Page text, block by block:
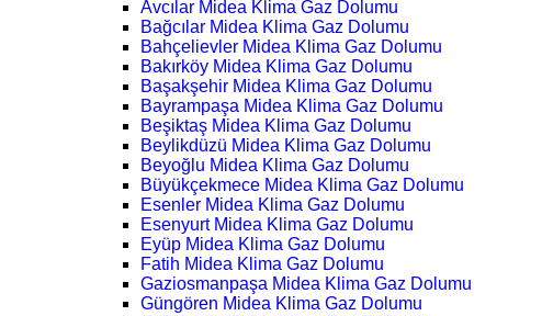
Avcılar Midea Klima Gaz Dolumu
Bağcılar Midea Klima Gaz Dolumu
Bahçelievler Midea Klima Gaz Dolumu
Bakırköy Midea Klima Gaz Dolumu
Başakşehir Midea Klima Gaz Dolumu
Bayrampaşa Midea Klima Gaz Dolumu
Beşiktaş Midea Klima Gaz Dolumu
Beylikdüzü Midea Klima Gaz Dolumu
Beyoğlu Midea Klima Gaz Dolumu
Büyükçekmece Midea Klima Gaz Dolumu
Esenler Midea Klima Gaz Dolumu
Esenyurt Midea Klima Gaz Dolumu
Eyüp Midea Klima Gaz Dolumu
Fatih Midea Klima Gaz Dolumu
Gaziosmanpaşa Midea Klima Gaz Dolumu
Güngören Midea Klima Gaz Dolumu